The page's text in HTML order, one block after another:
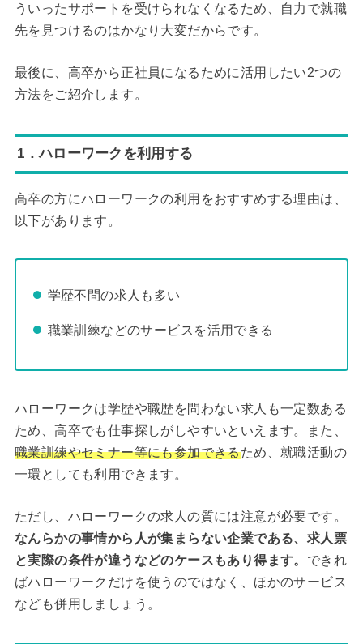
ういったサポートを受けられなくなるため、自力で就職
先を見つけるのはかなり大変だからです。
最後に、高卒から正社員になるために活用したい2つの
方法をご紹介します。
1．ハローワークを利用する
高卒の方にハローワークの利用をおすすめする理由は、
以下があります。
学歴不問の求人も多い
職業訓練などのサービスを活用できる
ハローワークは学歴や職歴を問わない求人も一定数ある
ため、高卒でも仕事探しがしやすいといえます。また、
職業訓練やセミナー等にも参加できるため、就職活動の
一環としても利用できます。
ただし、ハローワークの求人の質には注意が必要です。
なんらかの事情から人が集まらない企業である、求人票
と実際の条件が違うなどのケースもあり得ます。 できれ
ばハローワークだけを使うのではなく、ほかのサービス
なども併用しましょう。